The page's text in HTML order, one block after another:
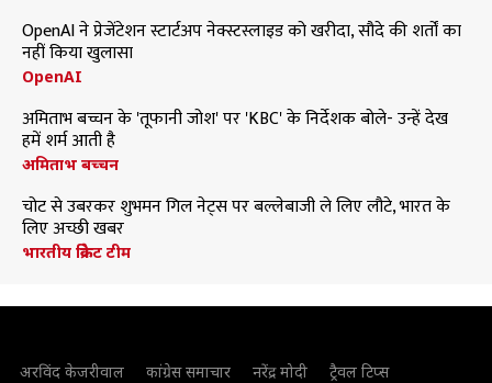
OpenAI ने प्रेजेंटेशन स्टार्टअप नेक्स्टस्लाइड को खरीदा, सौदे की शर्तों का
नहीं किया खुलासा
OpenAI
अमिताभ बच्चन के 'तूफानी जोश' पर 'KBC' के निर्देशक बोले- उन्हें देख
हमें शर्म आती है
अमिताभ बच्चन
चोट से उबरकर शुभमन गिल नेट्स पर बल्लेबाजी ले लिए लौटे, भारत के
लिए अच्छी खबर
भारतीय क्रिकेट टीम
अरविंद केजरीवाल कांग्रेस समाचार नरेंद्र मोदी
ट्रैवल टिप्स